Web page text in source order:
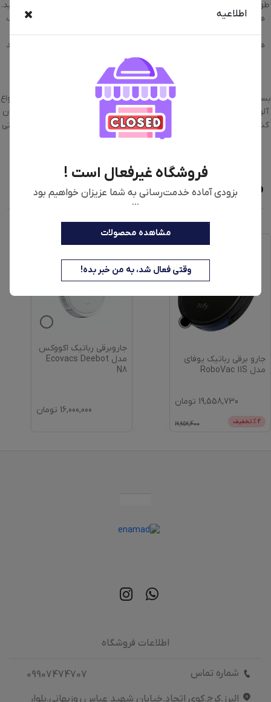
اطلاعیه
فروشگاه غیرفعال است !
بزودی آماده خدمت‌رسانی به شما عزیزان خواهیم بود
...
مشاهده محصولات
وقتی فعال شد، به من خبر بده!
طولانی‌تری نگران تعویض کیسه گرد و غبار یا شستن پدهای جاروبرقی نباشید.
همچنین دارای قابلیت خود تمیزکنندگی خودکار است و با مخزن 4 لیتری آب
تمیز+ 3.8 لیتری آب کثیف، تا 200 متر مربع را به طور کامل تمیز می کند.
همچین کیسه گرد غبار به حجم 2.5 لیتر دارد. قابلیت شستشوی خودکار پد
ساعت، تضمین می‌کند که پدها همیشه تمیز و آماده استفاده باشند. این
ویژگی به ویژه برای افرادی که دارای حیوانات خانگی هستند یا آلرژی دارند،
بسیار مفید است. با قدرت مکش 8000Pa، این جاروبرقی قادر به جمع‌آوری انواع
آلودگی‌ها از جمله مو، ذرات ریز گرد و غبار و حتی زباله‌های بزرگ‌تر است. امکان
کنترل جاروبرقی از طریق برنامه تلفن همراه,کنترل از طریق دستیارهای صوتی
گوگل اسیستانت و الکسا
محصولات مشابه
جارو برقی رباتیک یوفای
مدل RoboVac 11S
19,558,730 تومان
2 % تخفیف 19,959,400
جاروبرقی رباتیک اکووکس
مدل Ecovacs Deebot
N8
16,000,000 تومان
اطلاعات فروشگاه
شماره تماس
09907474707
البرز.کرج.کوی اتحاد.خیابان شهید عباس روزبهانی.بلوار